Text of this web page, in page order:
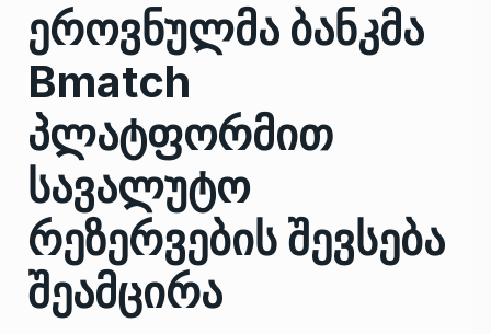
ეროვნულმა ბანკმა
Bmatch
პლატფორმით
სავალუტო
რეზერვების შევსება
შეამცირა